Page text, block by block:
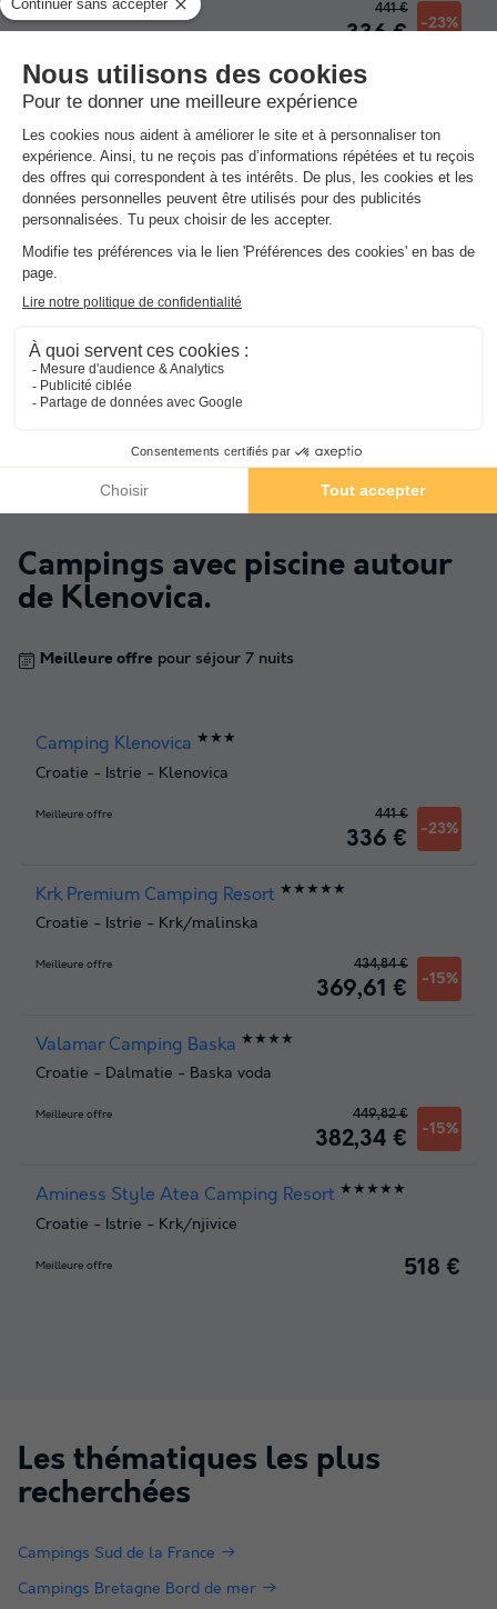
Meilleure offre
336 € -23%
441 €
Krk Premium Camping Resort★★★★★
Meilleure offre
369,61 € -15%
434,84 €
Valamar Camping Baska
Croatie
Meilleure offre
Aminess Style Atea Camping Resort
518 €
Campings avec piscine autour
de Klenovica.
Meilleure offre pour séjour 7 nuits
Camping Klenovica ★★★
Croatie - Istrie - Klenovica
Meilleure offre
336 € -23%
441 €
Krk Premium Camping Resort ★★★★★
Croatie - Istrie - Krk/malinska
Meilleure offre
369,61 € -15%
434,84 €
Valamar Camping Baska ★★★★
Croatie - Dalmatie - Baska voda
Meilleure offre
382,34 € -15%
449,82 €
Aminess Style Atea Camping Resort ★★★★★
Croatie - Istrie - Krk/njivice
Meilleure offre 518 €
Les thématiques les plus
recherchées
Campings Sud de la France
Campings Bretagne Bord de mer